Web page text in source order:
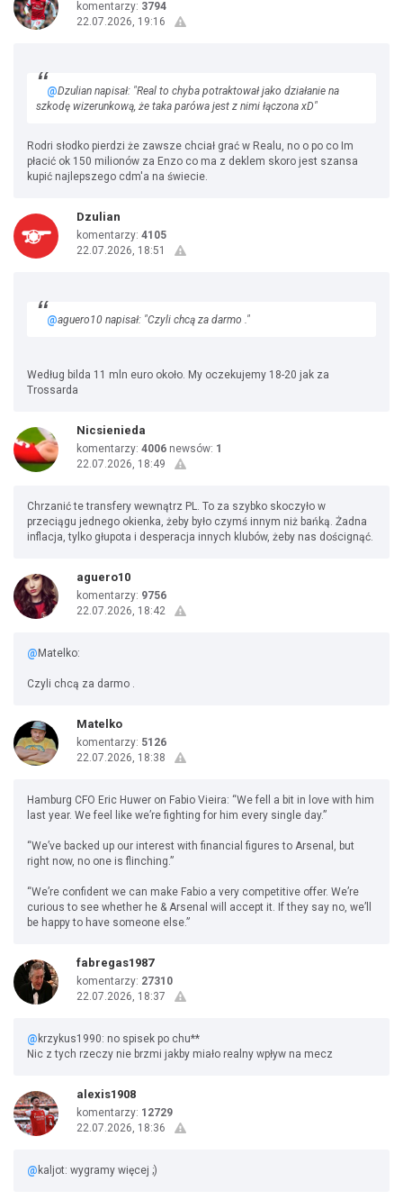
komentarzy: 3794
22.07.2026, 19:16
@Dzulian napisał: "Real to chyba potraktował jako działanie na
szkodę wizerunkową, że taka parówa jest z nimi łączona xD"
Rodri słodko pierdzi że zawsze chciał grać w Realu, no o po co Im
płacić ok 150 milionów za Enzo co ma z deklem skoro jest szansa
kupić najlepszego cdm'a na świecie.
Dzulian
komentarzy: 4105
22.07.2026, 18:51
@aguero10 napisał: "Czyli chcą za darmo ."
Według bilda 11 mln euro około. My oczekujemy 18-20 jak za
Trossarda
Nicsienieda
komentarzy: 4006 newsów: 1
22.07.2026, 18:49
Chrzanić te transfery wewnątrz PL. To za szybko skoczyło w
przeciągu jednego okienka, żeby było czymś innym niż bańką. Żadna
inflacja, tylko głupota i desperacja innych klubów, żeby nas doścignąć.
aguero10
komentarzy: 9756
22.07.2026, 18:42
@ Matelko:
Czyli chcą za darmo .
Matelko
komentarzy: 5126
22.07.2026, 18:38
Hamburg CFO Eric Huwer on Fabio Vieira: “We fell a bit in love with him
last year. We feel like we’re fighting for him every single day.”
“We’ve backed up our interest with financial figures to Arsenal, but
right now, no one is flinching.”
“We’re confident we can make Fabio a very competitive offer. We’re
curious to see whether he & Arsenal will accept it. If they say no, we’ll
be happy to have someone else.”
fabregas1987
komentarzy: 27310
22.07.2026, 18:37
@ krzykus1990: no spisek po chu**
Nic z tych rzeczy nie brzmi jakby miało realny wpływ na mecz
alexis1908
komentarzy: 12729
22.07.2026, 18:36
@ kaljot: wygramy więcej ;)